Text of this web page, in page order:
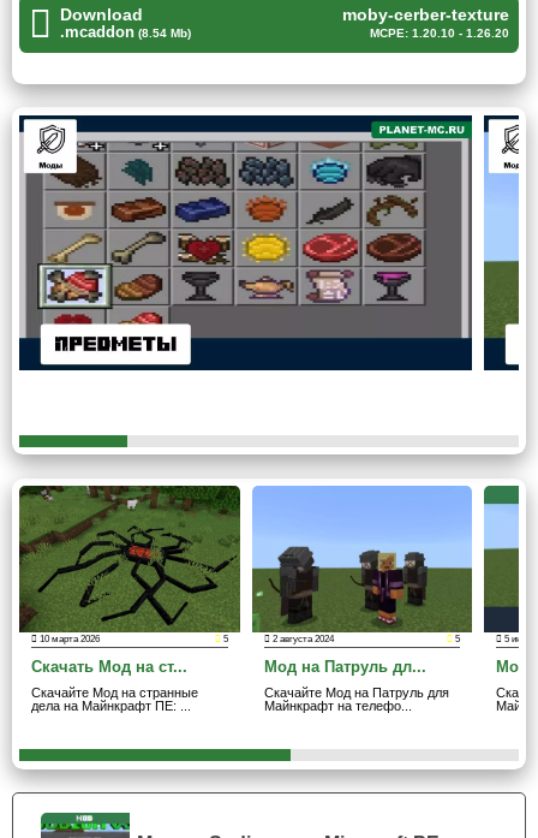
Боссы
Автор мода на цербера вносит интересные изменения в
Майнкрафт ПЕ, добавляя 8 новых боссов, каждый из
которых представляет уникальный вызов. Убив каждого
из них, пользователи могут получить трофеи, которые
можно использовать для украшения своего мира или как
декоративные предметы.
Огр — агрессивный великан с топором на спине,
который наносит урон противнику, достав его, когда
теряет половину здоровья.
способный поджигать блоки. Каменный голем бросает
булыжники.
Боссы, такие как Минотавр, Леший, Цербер, Медуза и
Хирон, добавленные модом на цербера для Minecraft
PE, представляют опасность для крафтеров, расширяя
возможности песочницы.
С таким разнообразием враждебных существ придется
использовать все навыки и ресурсы, чтобы победить в
схватках.
Предметы
Помимо врагов мод на цербера добавляет в Майнкрафт
Download
.mcaddon(8.54 Mb)
moby-cerber-texture
MCPE: 1.20.10 - 1.26.20
10 марта 2026 5
Скачать Мод на ст...
Скачайте Мод на странные
дела на Майнкрафт ПЕ: ...
2 августа 2024 5
Мод на Патруль дл...
Скачайте Мод на Патруль для
Майнкрафт на телефо...
5 июля
Мод